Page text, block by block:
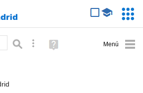
Búsqueda avanzada
Ayuda
(en